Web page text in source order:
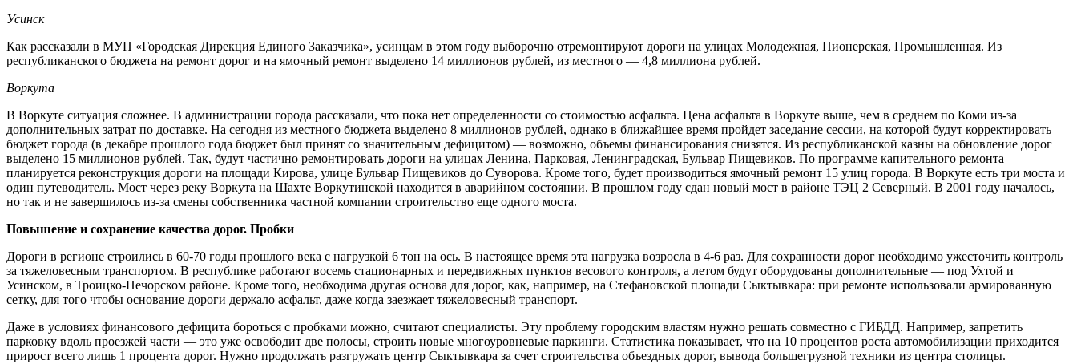
Усинск
Как рассказали в МУП «Городская Дирекция Единого Заказчика», усинцам в этом году выборочно отремонтируют дороги на улицах Молодежная, Пионерская, Промышленная. Из
республиканского бюджета на ремонт дорог и на ямочный ремонт выделено 14 миллионов рублей, из местного — 4,8 миллиона рублей.
Воркута
В Воркуте ситуация сложнее. В администрации города рассказали, что пока нет определенности со стоимостью асфальта. Цена асфальта в Воркуте выше, чем в среднем по Коми из-за
дополнительных затрат по доставке. На сегодня из местного бюджета выделено 8 миллионов рублей, однако в ближайшее время пройдет заседание сессии, на которой будут корректировать
бюджет города (в декабре прошлого года бюджет был принят со значительным дефицитом) — возможно, объемы финансирования снизятся. Из республиканской казны на обновление дорог
выделено 15 миллионов рублей. Так, будут частично ремонтировать дороги на улицах Ленина, Парковая, Ленинградская, Бульвар Пищевиков. По программе капительного ремонта
планируется реконструкция дороги на площади Кирова, улице Бульвар Пищевиков до Суворова. Кроме того, будет производиться ямочный ремонт 15 улиц города. В Воркуте есть три моста и
один путеводитель. Мост через реку Воркута на Шахте Воркутинской находится в аварийном состоянии. В прошлом году сдан новый мост в районе ТЭЦ 2 Северный. В 2001 году началось,
но так и не завершилось из-за смены собственника частной компании строительство еще одного моста.
Повышение и сохранение качества дорог. Пробки
Дороги в регионе строились в 60-70 годы прошлого века с нагрузкой 6 тон на ось. В настоящее время эта нагрузка возросла в 4-6 раз. Для сохранности дорог необходимо ужесточить контроль
за тяжеловесным транспортом. В республике работают восемь стационарных и передвижных пунктов весового контроля, а летом будут оборудованы дополнительные — под Ухтой и
Усинском, в Троицко-Печорском районе. Кроме того, необходима другая основа для дорог, как, например, на Стефановской площади Сыктывкара: при ремонте использовали армированную
сетку, для того чтобы основание дороги держало асфальт, даже когда заезжает тяжеловесный транспорт.
Даже в условиях финансового дефицита бороться с пробками можно, считают специалисты. Эту проблему городским властям нужно решать совместно с ГИБДД. Например, запретить
парковку вдоль проезжей части — это уже освободит две полосы, строить новые многоуровневые паркинги. Статистика показывает, что на 10 процентов роста автомобилизации приходится
прирост всего лишь 1 процента дорог. Нужно продолжать разгружать центр Сыктывкара за счет строительства объездных дорог, вывода большегрузной техники из центра столицы.